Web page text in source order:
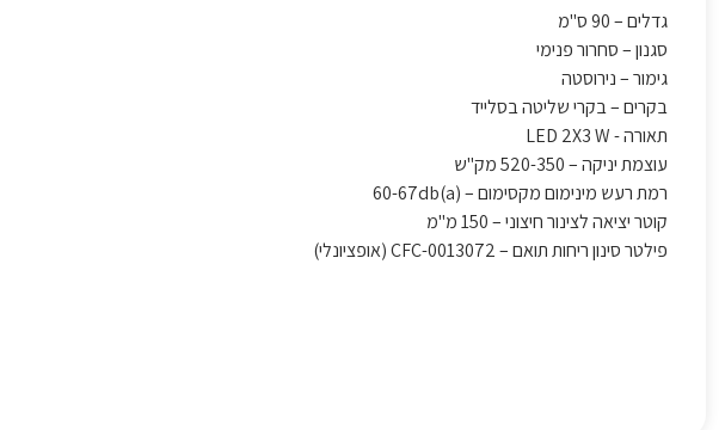
גדלים – 90 ס"מ
סגנון – סחרור פנימי
גימור – נירוסטה
בקרים – בקרי שליטה בסלייד
תאורה - LED 2X3 W
עוצמת יניקה – 520-350 מק"ש
רמת רעש מינימום מקסימום – 60-67db(a)
קוטר יציאה לצינור חיצוני – 150 מ"מ
פילטר סינון ריחות תואם – 0013072-CFC (אופציונלי)